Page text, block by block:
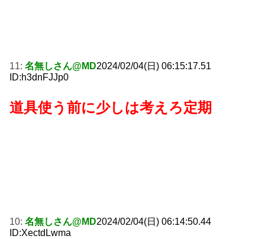
11: 名無しさん@MD2024/02/04(日) 06:15:17.51
ID:h3dnFJJp0
道具使う前に少しは考えろ定期
10: 名無しさん@MD2024/02/04(日) 06:14:50.44
ID:XectdLwma